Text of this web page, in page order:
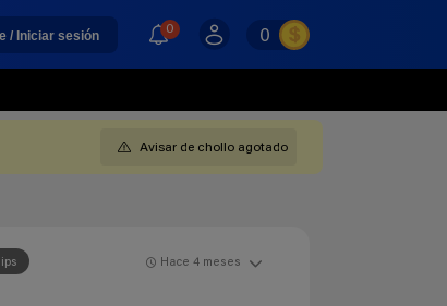
/ Iniciar sesión 0 0
Avisar de chollo agotado
Hace 4 meses